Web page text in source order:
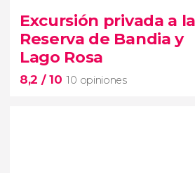
20 opiniones
Dakar
un antiguo puerto de esclavos
Excursión privada a la
Reserva de Bandia y
Lago Rosa
8,2 / 10 10 opiniones